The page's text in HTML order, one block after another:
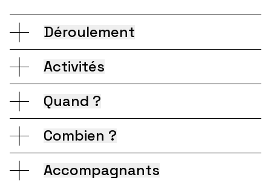
Déroulement
d’énergie et de fun !
Durée: 2 heures
Au programme :
2 activités de 45 minutes
Activités
1. Zone Mini & KAPLA
Espace sécurisé & constructions
0 à 6 ans
Quand ?
Mardi
Entre 09h30 - 14h00
Combien ?
1. Zone Mini & KAPLA
Accompagnants